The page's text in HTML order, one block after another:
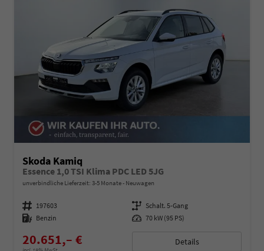
Skoda Kamiq
Essence 1,0 TSI Klima PDC LED 5JG
unverbindliche Lieferzeit: 3-5 Monate Neuwagen
Fahrzeugnummer 197603 Getriebe Schalt. 5-Gang
Kraftstoff Benzin Leistung 70 kW (95 PS)
20.651,– € Details